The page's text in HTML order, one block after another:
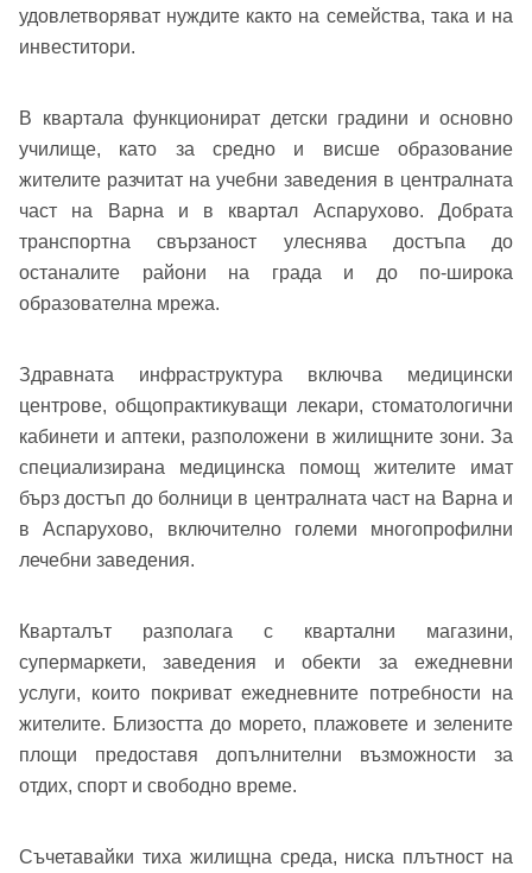
Добре дошъл!
Вход
Имейл Адрес
Парола
Вход
Вход като гост
удовлетворяват нуждите както на семейства, така и на
инвеститори.
В квартала функционират детски градини и основно
училище, като за средно и висше образование
жителите разчитат на учебни заведения в централната
част на Варна и в квартал Аспарухово. Добрата
транспортна свързаност улеснява достъпа до
останалите райони на града и до по-широка
образователна мрежа.
Здравната инфраструктура включва медицински
центрове, общопрактикуващи лекари, стоматологични
кабинети и аптеки, разположени в жилищните зони. За
специализирана медицинска помощ жителите имат
бърз достъп до болници в централната част на Варна и
в Аспарухово, включително големи многопрофилни
лечебни заведения.
Кварталът разполага с квартални магазини,
супермаркети, заведения и обекти за ежедневни
услуги, които покриват ежедневните потребности на
жителите. Близостта до морето, плажовете и зелените
площи предоставя допълнителни възможности за
отдих, спорт и свободно време.
Съчетавайки тиха жилищна среда, ниска плътност на
Име*
Имейл адрес*
Телефон*